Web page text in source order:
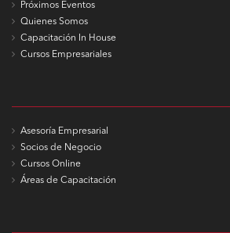
Próximos Eventos
Quienes Somos
Capacitación In House
Cursos Empresariales
Asesoría Empresarial
Socios de Negocio
Cursos Online
Áreas de Capacitación